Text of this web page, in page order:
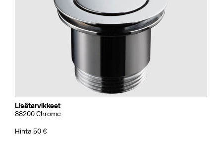
Lisätarvikkeet
88200 Chrome
Hinta 50 €